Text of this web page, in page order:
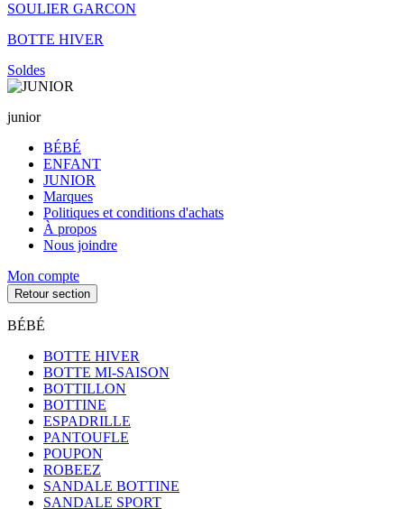
SOULIER GARCON
BOTTE HIVER
Soldes
junior
BÉBÉ
ENFANT
JUNIOR
Marques
Politiques et conditions d'achats
À propos
Nous joindre
Mon compte
Retour section
BÉBÉ
BOTTE HIVER
BOTTE MI-SAISON
BOTTILLON
BOTTINE
ESPADRILLE
PANTOUFLE
POUPON
ROBEEZ
SANDALE BOTTINE
SANDALE SPORT